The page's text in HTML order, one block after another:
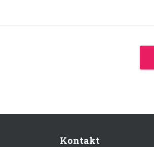
Kontakt